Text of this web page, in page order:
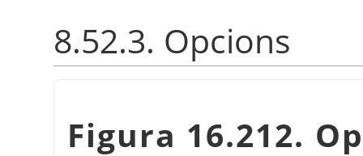
8.52.3. Opcions
Figura 16.212.